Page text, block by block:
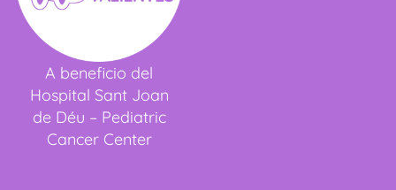
A beneficio del
Hospital Sant Joan
de Déu – Pediatric
Cancer Center